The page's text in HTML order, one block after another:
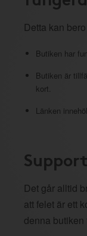
Detta kan
Butiken har
Butiken är
kort.
Länken
Support
Det går alltid
att felet är ett
denna